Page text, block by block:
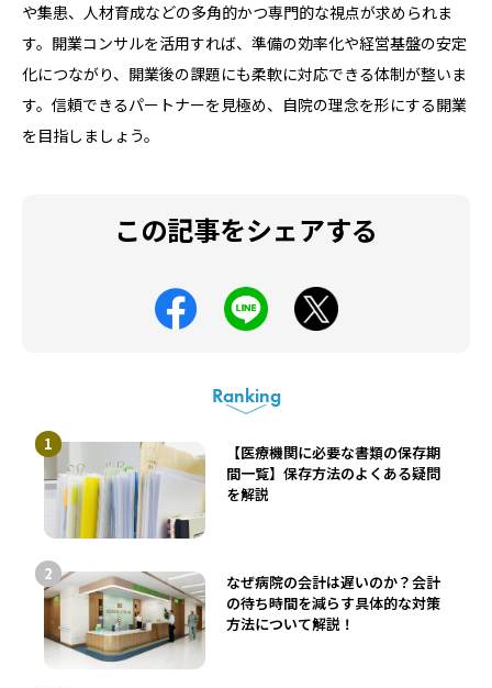
や集患、人材育成などの多角的かつ専門的な視点が求められま
す。開業コンサルを活用すれば、準備の効率化や経営基盤の安定
化につながり、開業後の課題にも柔軟に対応できる体制が整いま
す。信頼できるパートナーを見極め、自院の理念を形にする開業
を目指しましょう。
この記事をシェアする
Ranking
【医療機関に必要な書類の保存期
間一覧】保存方法のよくある疑問
を解説
なぜ病院の会計は遅いのか？会計
の待ち時間を減らす具体的な対策
方法について解説！